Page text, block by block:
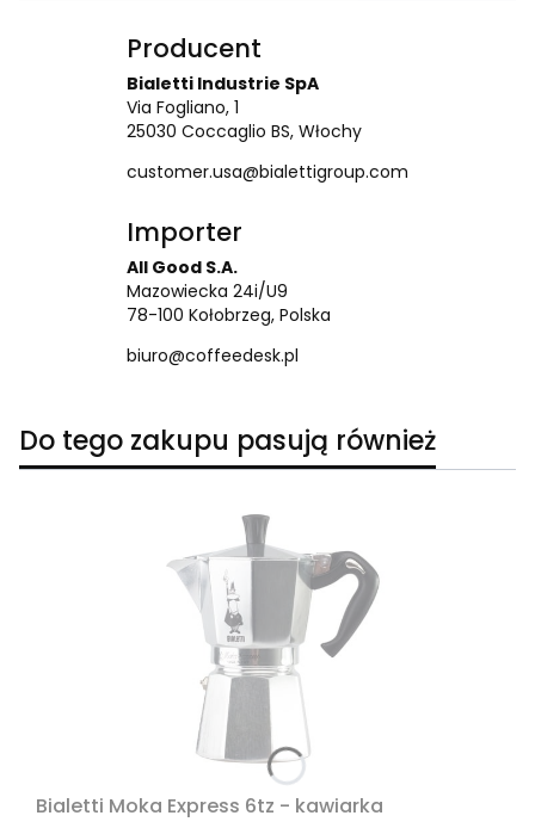
Producent
Bialetti Industrie SpA
Via Fogliano, 1
25030 Coccaglio BS, Włochy
customer.usa@bialettigroup.com
Importer
All Good S.A.
Mazowiecka 24i/U9
78-100 Kołobrzeg, Polska
biuro@coffeedesk.pl
Do tego zakupu pasują również
Bialetti Moka Express 6tz - kawiarka